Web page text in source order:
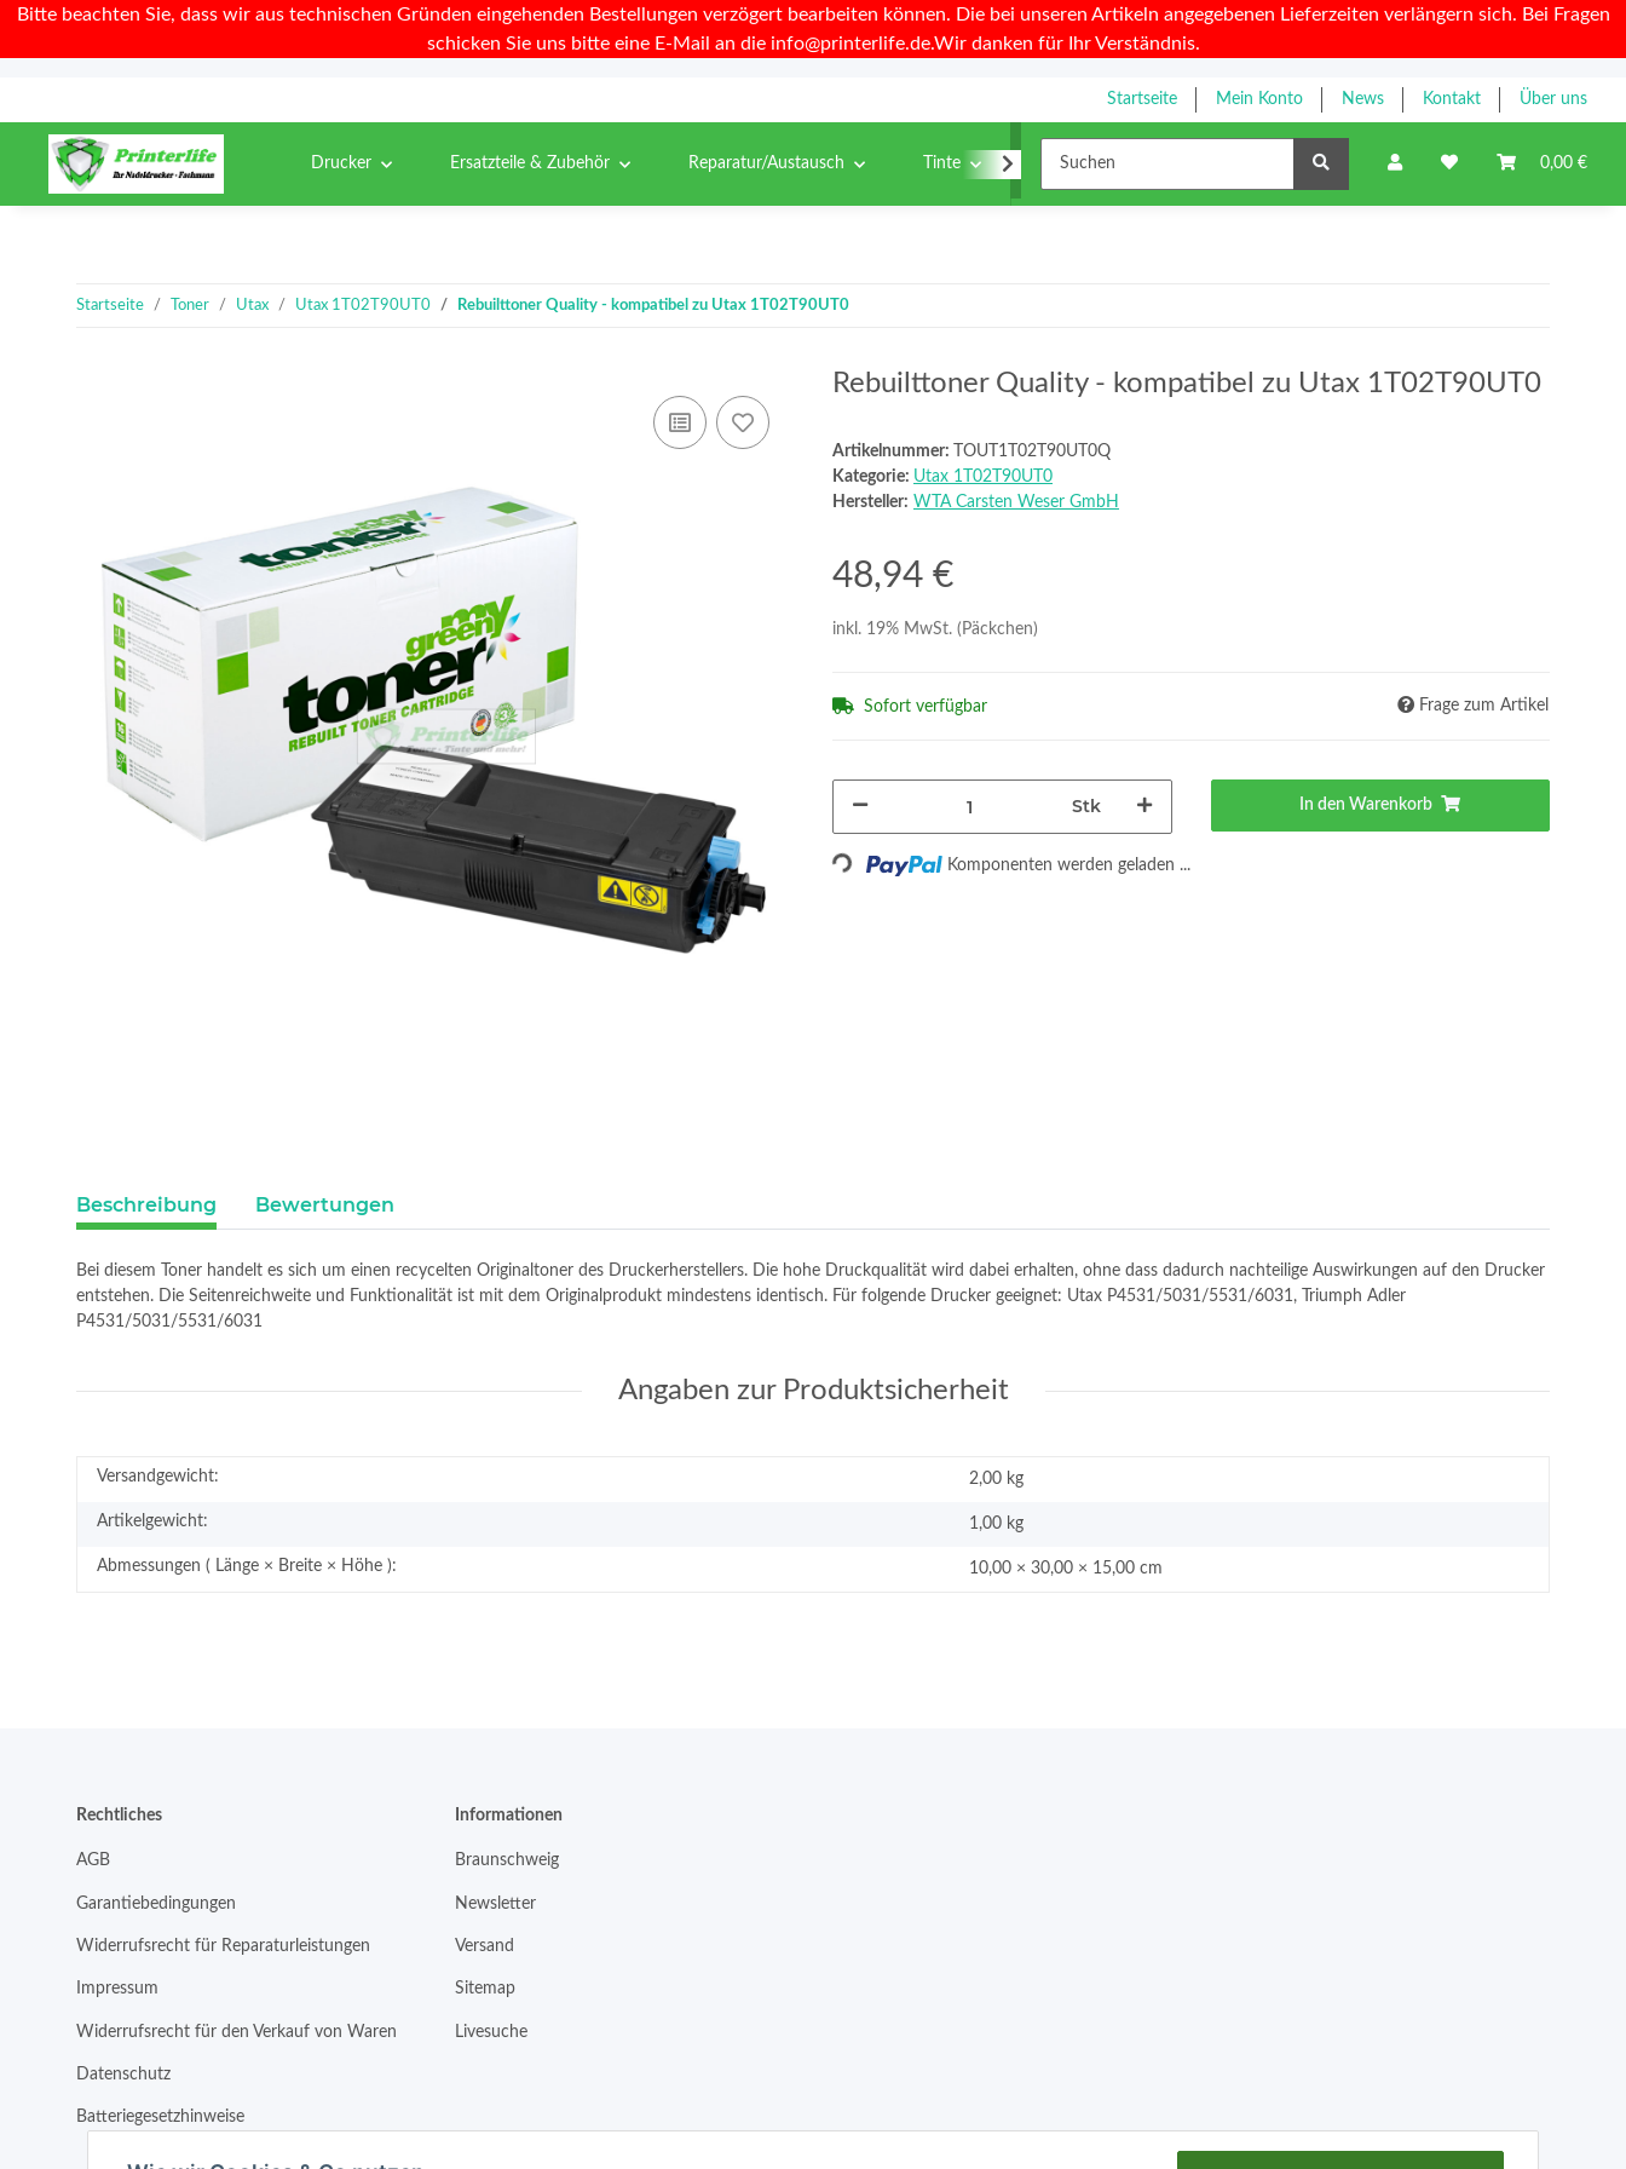
Bitte beachten Sie, dass wir aus technischen Gründen eingehenden Bestellungen verzögert bearbeiten können. Die bei unseren Artikeln angegebenen Lieferzeiten verlängern sich. Bei Fragen
schicken Sie uns bitte eine E-Mail an die info@printerlife.de.Wir danken für Ihr Verständnis.
Startseite Mein Konto News Kontakt Über uns
0,00 €
Drucker Ersatzteile & Zubehör Reparatur/Austausch Tinte Toner
Startseite Toner Utax Utax 1T02T90UT0 Rebuilttoner Quality - kompatibel zu Utax 1T02T90UT0
Rebuilttoner Quality - kompatibel zu Utax 1T02T90UT0
Artikelnummer:
TOUT1T02T90UT0Q
Kategorie: Utax 1T02T90UT0
Hersteller: WTA Carsten Weser GmbH
48,94 €
inkl. 19% MwSt. (Päckchen)
Sofort verfügbar Frage zum Artikel
Stk In den Warenkorb
Loading... Komponenten werden geladen ...
Beschreibung Bewertungen
Bei diesem Toner handelt es sich um einen recycelten Originaltoner des Druckerherstellers. Die hohe Druckqualität wird dabei erhalten, ohne dass dadurch nachteilige Auswirkungen auf den Drucker
entstehen. Die Seitenreichweite und Funktionalität ist mit dem Originalprodukt mindestens identisch. Für folgende Drucker geeignet: Utax P4531/5031/5531/6031, Triumph Adler
P4531/5031/5531/6031
Angaben zur Produktsicherheit
Versandgewicht: 2,00 kg
Artikelgewicht: 1,00 kg
Abmessungen ( Länge × Breite × Höhe ): 10,00 × 30,00 × 15,00 cm
Rechtliches
AGB
Garantiebedingungen
Widerrufsrecht für Reparaturleistungen
Impressum
Widerrufsrecht für den Verkauf von Waren
Datenschutz
Batteriegesetzhinweise
Informationen
Braunschweig
Newsletter
Versand
Sitemap
Livesuche